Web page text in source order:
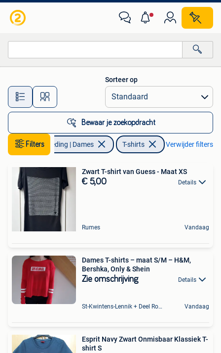
Alle afstanden…
Sorteer op
Bewaar je zoekopdracht
Filters Kleding | Dames T-shirts Verwijder filters
Zwart T-shirt van Guess - Maat XS
€ 5,00 Details
Rumes Vandaag
Dames T-shirts – maat S/M – H&M,
Bershka, Only & Shein
Zie omschrijving Details
St-Kwintens-Lennik + Deel Roosdaal Vandaag
Esprit Navy Zwart Onmisbaar Klassiek T-
shirt S